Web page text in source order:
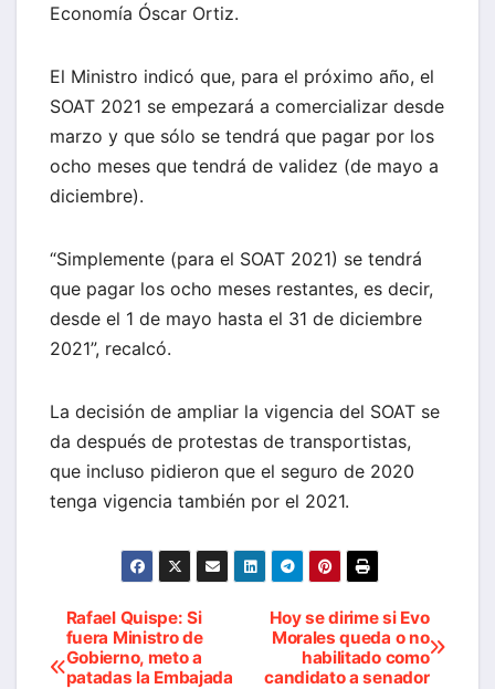
Economía Óscar Ortiz.
El Ministro indicó que, para el próximo año, el
SOAT 2021 se empezará a comercializar desde
marzo y que sólo se tendrá que pagar por los
ocho meses que tendrá de validez (de mayo a
diciembre).
“Simplemente (para el SOAT 2021) se tendrá
que pagar los ocho meses restantes, es decir,
desde el 1 de mayo hasta el 31 de diciembre
2021”, recalcó.
La decisión de ampliar la vigencia del SOAT se
da después de protestas de transportistas,
que incluso pidieron que el seguro de 2020
tenga vigencia también por el 2021.
Navegación
de
Hoy se dirime si Evo
Morales queda o no
habilitado como
candidato a senador
Rafael Quispe: Si
fuera Ministro de
Gobierno, meto a
patadas la Embajada